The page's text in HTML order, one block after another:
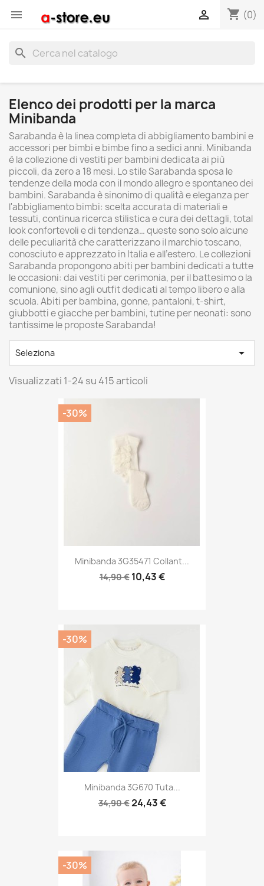
 shopping_cart (0)

search
Elenco dei prodotti per la marca
Minibanda
Sarabanda è la linea completa di abbigliamento bambini e
accessori per bimbi e bimbe fino a sedici anni. Minibanda
è la collezione di vestiti per bambini dedicata ai più
piccoli, da zero a 18 mesi. Lo stile Sarabanda sposa le
tendenze della moda con il mondo allegro e spontaneo dei
bambini. Sarabanda è sinonimo di qualità e eleganza per
l'abbigliamento bimbi: scelta accurata di materiali e
tessuti, continua ricerca stilistica e cura dei dettagli, total
look confortevoli e di tendenza… queste sono solo alcune
delle peculiarità che caratterizzano il marchio toscano,
conosciuto e apprezzato in Italia e all’estero. Le collezioni
Sarabanda propongono abiti per bambini dedicati a tutte
le occasioni: dai vestiti per cerimonia, per il battesimo o la
comunione, sino agli outfit dedicati al tempo libero e alla
scuola. Abiti per bambina, gonne, pantaloni, t-shirt,
giubbotti e giacche per bambini, tutine per neonati: sono
tantissime le proposte Sarabanda!
Seleziona 
Visualizzati 1-24 su 415 articoli
Minibanda 3G35471 Collant...
14,90 € 10,43 €
-30%
Minibanda 3G670 Tuta...
34,90 €24,43 €
-30%
-30%